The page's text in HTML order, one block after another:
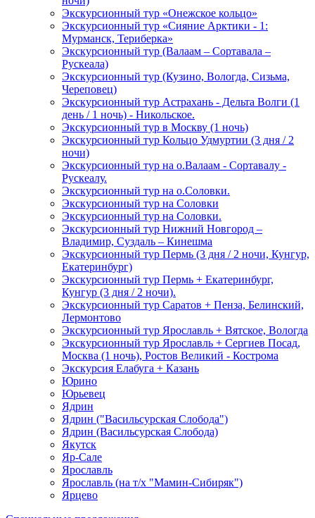
Экскурсионный тур «Онежское кольцо»
Экскурсионный тур «Сияние Арктики - 1:
Мурманск, Териберка»
Экскурсионный тур (Валаам – Сортавала –
Рускеала)
Экскурсионный тур (Кузино, Вологда, Сизьма,
Череповец)
Экскурсионный тур Астрахань - Дельта Волги (1
день / 1 ночь) - Никольское.
Экскурсионный тур в Москву (1 ночь)
Экскурсионный тур Кольцо Удмуртии (3 дня / 2
ночи)
Экскурсионный тур на о.Валаам - Сортавалу -
Рускеалу.
Экскурсионный тур на о.Соловки.
Экскурсионный тур на Соловки
Экскурсионный тур на Соловки.
Экскурсионный тур Нижний Новгород –
Владимир, Суздаль – Кинешма
Экскурсионный тур Пермь (3 дня / 2 ночи, Кунгур,
Екатеринбург)
Экскурсионный тур Пермь + Екатеринбург,
Кунгур (3 дня / 2 ночи).
Экскурсионный тур Саратов + Пенза, Белинский,
Лермонтово
Экскурсионный тур Ярославль + Вятское, Вологда
Экскурсионный тур Ярославль + Сергиев Посад,
Москва (1 ночь), Ростов Великий - Кострома
Экскурсия Елабуга + Казань
Юрино
Юрьевец
Ядрин
Ядрин ("Васильсурская Слобода")
Ядрин (Васильсурская Слобода)
Якутск
Яр-Сале
Ярославль
Ярославль (на т/х "Мамин-Сибиряк")
Ярцево